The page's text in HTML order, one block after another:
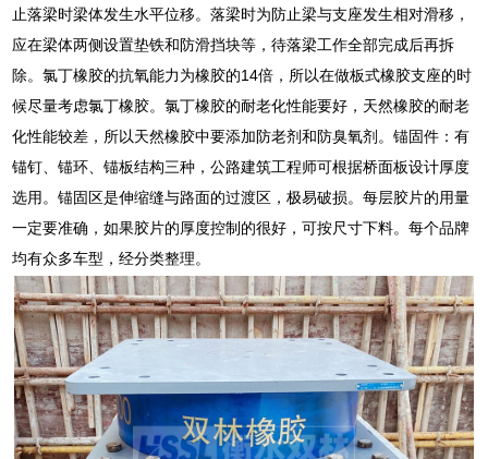
止落梁时梁体发生水平位移。落梁时为防止梁与支座发生相对滑移，
应在梁体两侧设置垫铁和防滑挡块等，待落梁工作全部完成后再拆
除。氯丁橡胶的抗氧能力为橡胶的14倍，所以在做板式橡胶支座的时
候尽量考虑氯丁橡胶。氯丁橡胶的耐老化性能要好，天然橡胶的耐老
化性能较差，所以天然橡胶中要添加防老剂和防臭氧剂。锚固件：有
锚钉、锚环、锚板结构三种，公路建筑工程师可根据桥面板设计厚度
选用。锚固区是伸缩缝与路面的过渡区，极易破损。每层胶片的用量
一定要准确，如果胶片的厚度控制的很好，可按尺寸下料。每个品牌
均有众多车型，经分类整理。